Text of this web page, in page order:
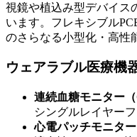
視鏡や植込み型デバイス
います。フレキシブル
のさらなる小型化・高性
ウェアラブル医療機
連続血糖モニター（
シングルレイヤー
心電パッチモニター